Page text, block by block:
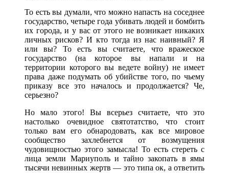
То есть вы думали, что можно напасть на соседнее
государство, четыре года убивать людей и бомбить
их города, и у вас от этого не возникает никаких
личных рисков? И кто тогда из нас наивный? Я
или вы? То есть вы считаете, что вражеское
государство (на которое вы напали и на
территории которого вы ведете войну) не имеет
права даже подумать об убийстве того, по чьему
приказу все это началось и продолжается? Че,
серьезно?
Но мало этого! Вы всерьез считаете, что это
настолько очевидное святотатство, что стоит
только вам его обнародовать, как все мировое
сообщество захлебнется от возмущения
чудовищностью этого замысла! То есть стереть с
лица земли Мариуполь и тайно закопать в ямы
тысячи невинных жертв — это типа ок, а ответить